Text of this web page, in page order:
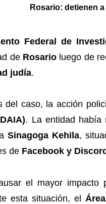
Rosario: detienen
Federal de
de Rosario luego de
judía.
del caso, la acción
. La entidad había
Sinagoga Kehila,
de Facebook y Discord
el mayor
esta situación, el